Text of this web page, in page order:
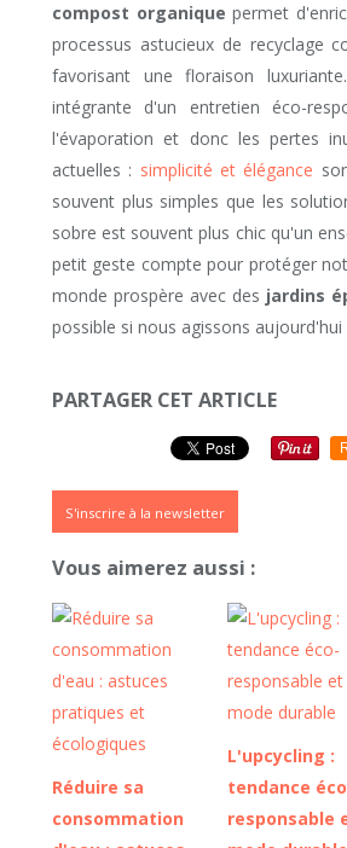
compost organique permet
processus astucieux de recyclage
favorisant une floraison
intégrante d'un entretien éco-
l'évaporation et donc les pertes
actuelles : simplicité et élégance
souvent plus simples que les
sobre est souvent plus chic qu'un
petit geste compte pour protéger
monde prospère avec des jardins
possible si nous agissons aujourd'hui
PARTAGER CET ARTICLE
S'inscrire à la newsletter
Vous aimerez aussi :
Réduire sa
consommation
L'upcycling :
tendance
responsable